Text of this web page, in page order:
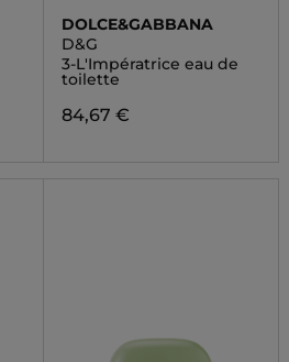
DOLCE&GABBANA
D&G
3-L'Impératrice eau de
toilette
84,67 €